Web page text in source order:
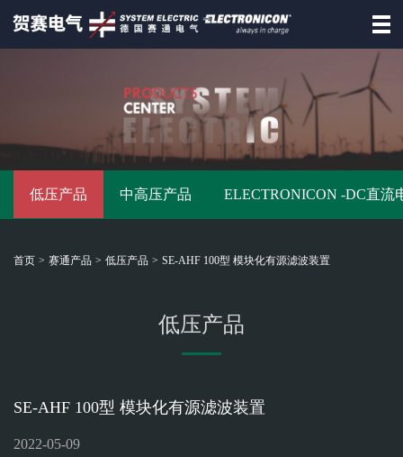
赛通产品
资讯动态
ELECTRONICON
低压产品 中高压产品 ELECTRONICON -DC直流
首页 > 赛通产品 > 低压产品 > SE-AHF 100型 模块化有源滤波装置
低压产品
SE-AHF 100型 模块化有源滤波装置
2022-05-09